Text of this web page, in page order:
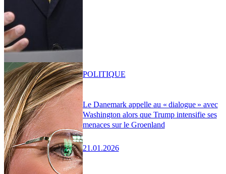
Le Danemark appelle au « dialogue » avec
Washington alors que Trump intensifie ses
menaces sur le Groenland
21.01.2026
POLITIQUE